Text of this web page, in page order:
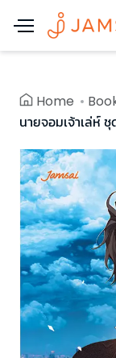
Home
นายจอมเจ้าเล่ห์